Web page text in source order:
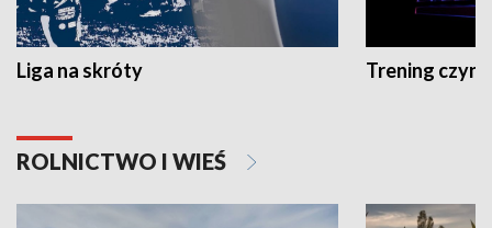
Liga na skróty Trening czyni
ROLNICTWO I WIEŚ